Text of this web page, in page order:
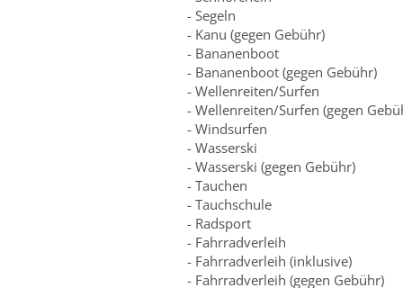
- Segeln
- Kanu (gegen Gebühr)
- Bananenboot
- Bananenboot (gegen Gebühr)
- Wellenreiten/Surfen
- Wellenreiten/Surfen (gegen
- Windsurfen
- Wasserski
- Wasserski (gegen Gebühr)
- Tauchen
- Tauchschule
- Radsport
- Fahrradverleih
- Fahrradverleih (inklusive)
- Fahrradverleih (gegen Gebühr)